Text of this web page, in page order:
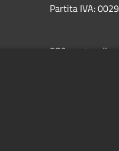
Partita IVA:
PEC: